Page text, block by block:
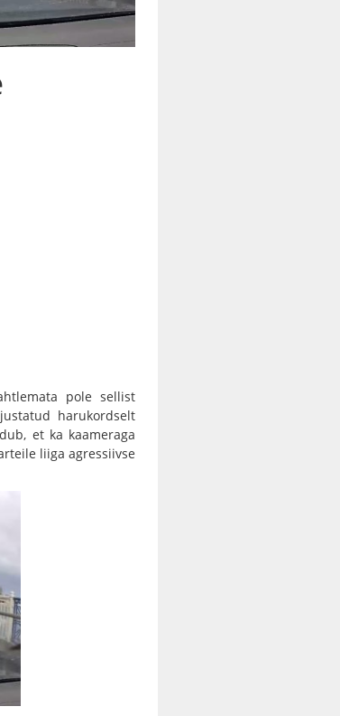
pole sellist
harukordselt
et ka kaameraga
liiga agressiivse